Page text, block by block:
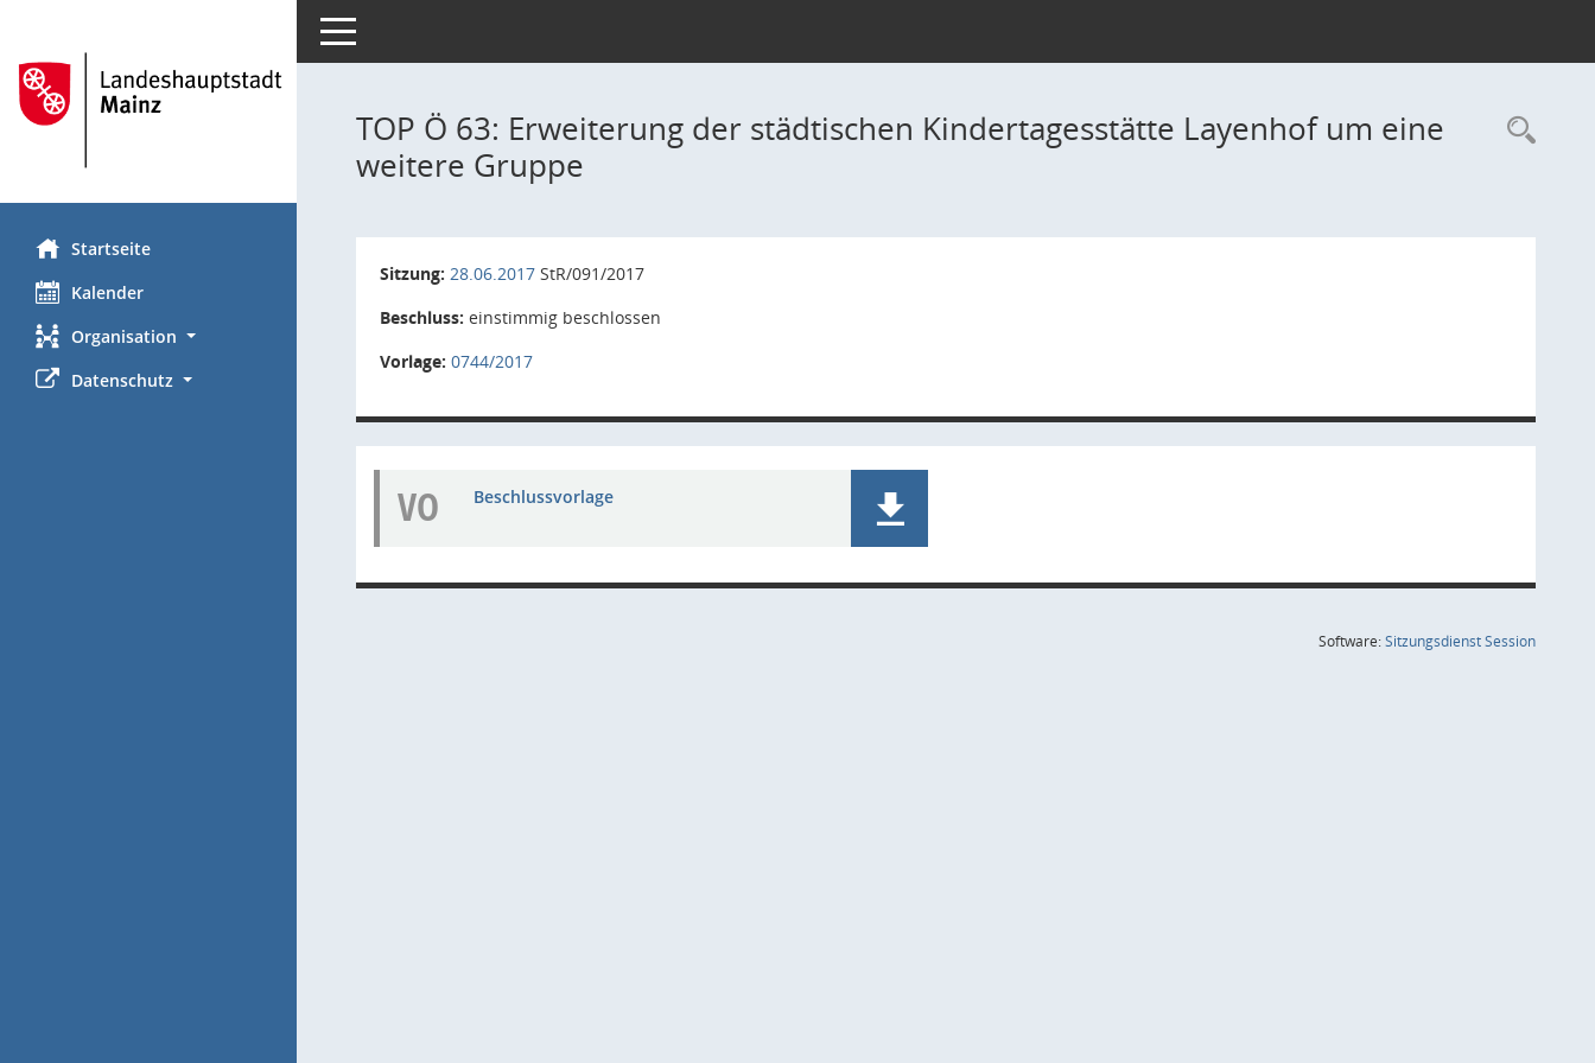
Startseite
Kalender
Organisation
Datenschutz
Toggle navigation
TOP Ö 63: Erweiterung der städtischen Kindertagesstätte Layenhof um eine
weitere Gruppe
Sitzung: 28.06.2017 StR/091/2017
Beschluss: einstimmig beschlossen
Vorlage: 0744/2017
VO Beschlussvorlage
Software:SitzungsdienstSession(Wird in